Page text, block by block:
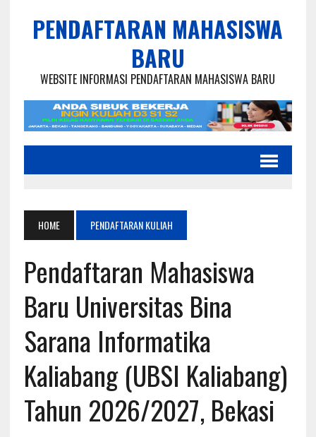
PENDAFTARAN MAHASISWA
BARU
WEBSITE INFORMASI PENDAFTARAN MAHASISWA BARU
HOME PENDAFTARAN KULIAH
Pendaftaran Mahasiswa
Baru Universitas Bina
Sarana Informatika
Kaliabang (UBSI Kaliabang)
Tahun 2026/2027, Bekasi